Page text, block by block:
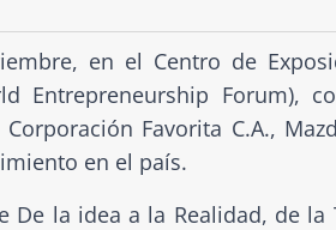
en el Centro de
Entrepreneurship Forum),
Corporación Favorita C.A.,
en el país.
De la idea a la Realidad, de